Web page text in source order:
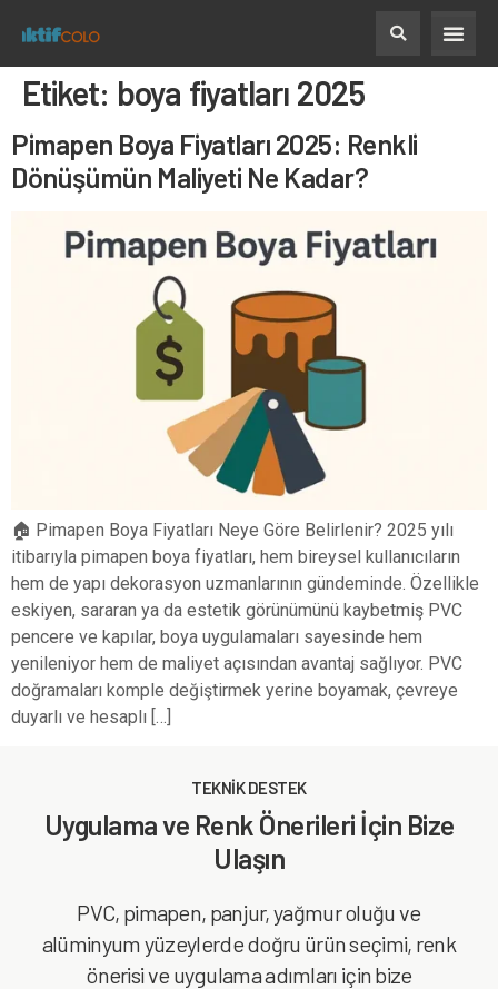
Etiket: boya fiyatları 2025
Pimapen Boya Fiyatları 2025: Renkli
Dönüşümün Maliyeti Ne Kadar?
🏠 Pimapen Boya Fiyatları Neye Göre Belirlenir? 2025 yılı
itibarıyla pimapen boya fiyatları, hem bireysel kullanıcıların
hem de yapı dekorasyon uzmanlarının gündeminde. Özellikle
eskiyen, sararan ya da estetik görünümünü kaybetmiş PVC
pencere ve kapılar, boya uygulamaları sayesinde hem
yenileniyor hem de maliyet açısından avantaj sağlıyor. PVC
doğramaları komple değiştirmek yerine boyamak, çevreye
duyarlı ve hesaplı […]
TEKNİK DESTEK
Uygulama ve Renk Önerileri İçin Bize
Ulaşın
PVC, pimapen, panjur, yağmur oluğu ve
alüminyum yüzeylerde doğru ürün seçimi, renk
önerisi ve uygulama adımları için bize